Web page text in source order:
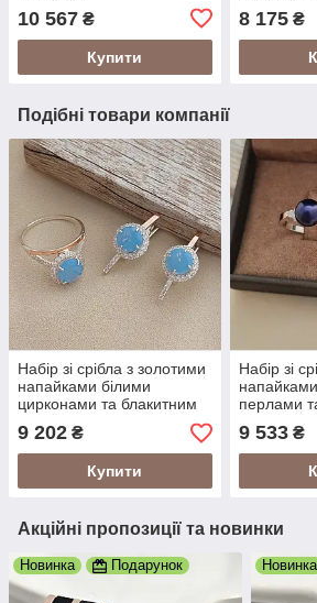
10 567 ₴
Купити
8 175₴
Подібні товари компанії
Набір зі срібла з золотими
напайками білими
цирконами та блакитним
9 202 ₴
Купити
Набір зі
перлами
9 533₴
Акційні пропозиції та новинки
Новинка Подарунок Новинка